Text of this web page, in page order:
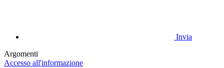
Invia
Argomenti
Accesso all'informazione